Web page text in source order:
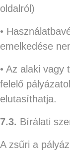
oldalról)
•
emelkedése
• Az alaki vagy
felelő
elutasíthatja.
7.3. Bírálati
A zsűri a